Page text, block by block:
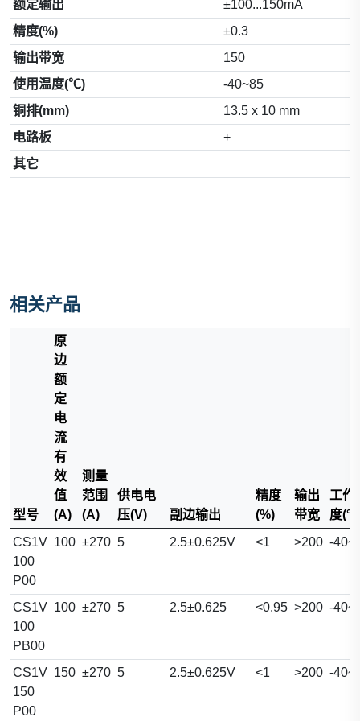
额定输出
±100...150mA
精度(%)
±0.3
输出带宽
150
使用温度(℃)
-40~85
铜排(mm)
13.5 x 10 mm
电路板
+
其它
相关产品
型号
原
边
额
定
电
流
有
效
值
(A)
测量
范围
(A)
供电电
压(V)
副边输出
精度
(%)
输出
带宽
工作
度
CS1V
100
P00
100 ±270 5 2.5±0.625V <1 >200 -
CS1V
100
PB00
100 ±270 5 2.5±0.625 <0.95 >200 -
CS1V
150
P00
150 ±270 5 2.5±0.625V <1 >200 -